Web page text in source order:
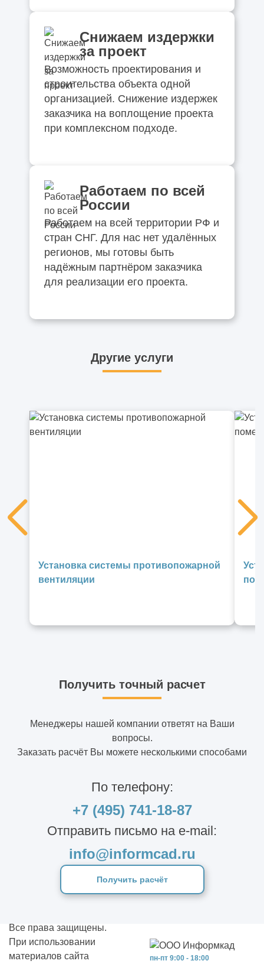
Снижаем издержки
за проект
Возможность проектирования и
строительства объекта одной
организацией. Снижение издержек
заказчика на воплощение проекта
при комплексном подходе.
Работаем по всей
России
Работаем на всей территории РФ и
стран СНГ. Для нас нет удалённых
регионов, мы готовы быть
надёжным партнёром заказчика
для реализации его проекта.
Другие услуги
Установка системы противопожарной
вентиляции
Получить точный расчет
Менеджеры нашей компании ответят на Ваши
вопросы.
Заказать расчёт Вы можете несколькими способами
По телефону:
+7 (495) 741-18-87
Отправить письмо на e-mail:
info@informcad.ru
Получить расчёт
пн-пт 9:00 - 18:00
Все права защищены.
При использовании
материалов сайта